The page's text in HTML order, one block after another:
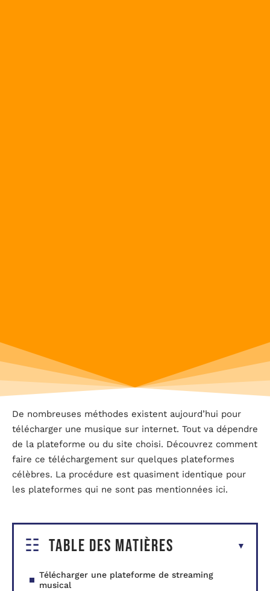
De nombreuses méthodes existent aujourd’hui pour
télécharger une musique sur internet. Tout va dépendre
de la plateforme ou du site choisi. Découvrez comment
faire ce téléchargement sur quelques plateformes
célèbres. La procédure est quasiment identique pour
les plateformes qui ne sont pas mentionnées ici.
Table des matières
Télécharger une plateforme de streaming
musical